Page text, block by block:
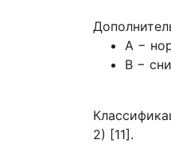
А −
В −
2) [11].